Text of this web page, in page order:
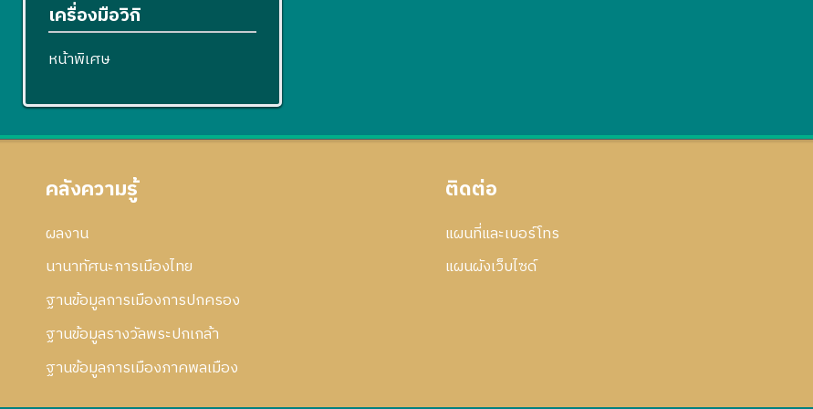
เครื่องมือวิกิ
หน้าพิเศษ
คลังความรู้
ผลงาน
นานาทัศนะการเมืองไทย
ฐานข้อมูลการเมืองการปกครอง
ฐานข้อมูลรางวัลพระปกเกล้า
ฐานข้อมูลการเมืองภาคพลเมือง
ติดต่อ
แผนที่และเบอร์โทร
แผนผังเว็บไซด์